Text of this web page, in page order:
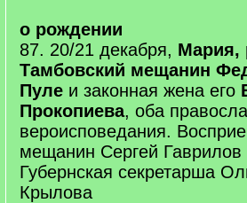
о рождении
87. 20/21 декабря, Мария,
Тамбовский мещанин
Пуле и законная жена его
Прокопиева, оба
вероисповедания.
мещанин Сергей
Губернская секретарша
Крылова